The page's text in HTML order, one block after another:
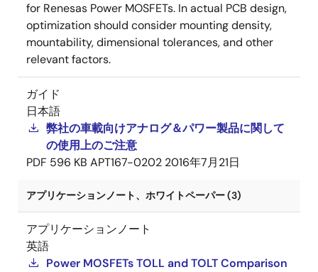
for Renesas Power MOSFETs. In actual PCB design,
optimization should consider mounting density,
mountability, dimensional tolerances, and other
relevant factors.
ガイド
日本語
弊社の車載向けアナログ＆パワー製品に関して
の使用上のご注意
PDF 596 KB APT167-0202 2016年7月21日
アプリケーションノート、ホワイトペーパー (3)
アプリケーションノート
英語
Power MOSFETs TOLL and TOLT Comparison